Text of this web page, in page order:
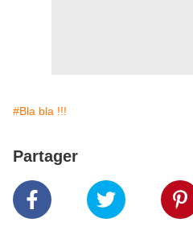
#Bla bla !!!
Partager